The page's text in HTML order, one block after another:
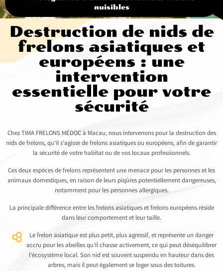
nuisibles
Destruction de nids de
frelons asiatiques et
européens : une
intervention
essentielle pour votre
sécurité
Chez TIMA FRELONS MÉDOC à Macau, nous intervenons pour la destruction des
nids de frelons, qu’il s’agisse de frelons asiatiques ou européens, afin de garantir
la sécurité de votre habitat ou de vos locaux professionnels.
Ces deux espèces de frelons représentent une menace pour les personnes et les
animaux domestiques, en raison de leurs piqûres potentiellement dangereuses,
notamment pour les personnes allergiques.
La principale différence entre les frelons asiatiques et frelons européens réside
dans leur comportement et leur taille.
Le frelon asiatique est plus petit, plus agressif, et représente un danger
accru pour les abeilles qu’il chasse activement, ce qui peut déséquilibrer
l’écosystème local. Son nid est souvent suspendu en hauteur dans des
arbres, mais il peut également se loger sous des toitures.